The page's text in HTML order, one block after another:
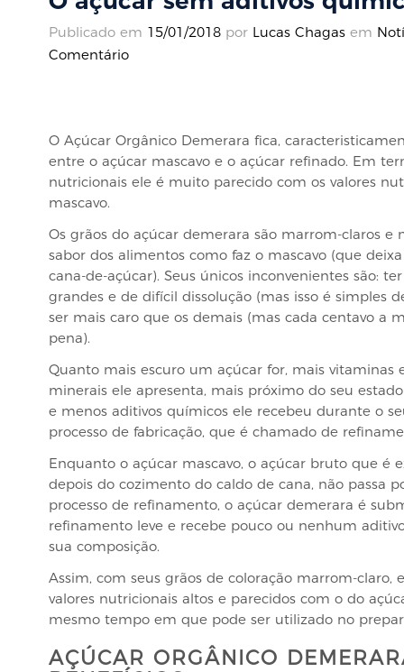
Publicado em 15/01/2018 por Lucas Chagas em
Comentário
O Açúcar Orgânico Demerara fica,
entre o açúcar mascavo e o açúcar refinado. Em
nutricionais ele é muito parecido com os valores
mascavo.
Os grãos do açúcar demerara são marrom-claros e
sabor dos alimentos como faz o mascavo (que
cana-de-açúcar). Seus únicos inconvenientes são:
grandes e de difícil dissolução (mas isso é simples
ser mais caro que os demais (mas cada centavo a
pena).
Quanto mais escuro um açúcar for, mais vitaminas
minerais ele apresenta, mais próximo do seu
e menos aditivos químicos ele recebeu durante o
processo de fabricação, que é chamado de
Enquanto o açúcar mascavo, o açúcar bruto que é
depois do cozimento do caldo de cana, não passa
processo de refinamento, o açúcar demerara é
refinamento leve e recebe pouco ou nenhum
sua composição.
Assim, com seus grãos de coloração marrom-claro,
valores nutricionais altos e parecidos com o do
mesmo tempo em que pode ser utilizado no
AÇÚCAR ORGÂNICO